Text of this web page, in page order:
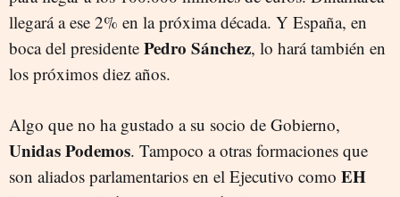
llegará a ese 2% en la próxima década. Y España, en
boca del presidente Pedro Sánchez, lo hará también en
los próximos diez años.
Algo que no ha gustado a su socio de Gobierno,
Unidas Podemos. Tampoco a otras formaciones que
son aliados parlamentarios en el Ejecutivo como EH